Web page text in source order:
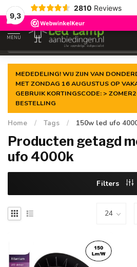
9,3
2810 Reviews
Gegarandeerde delaagste prijs
MENU
MEDEDELING! WIJ ZIJN VAN
MET ZONDAG 16 AUGUSTUS OP
GEBRUIK KORTINGSCODE: >
BESTELLING
Home / Tags / 150w led ufo
Producten getagd
ufo 4000k
Filters